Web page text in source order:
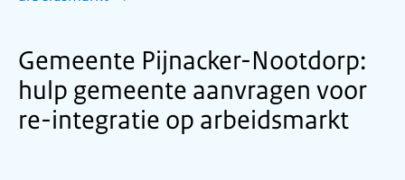
Gemeente Pijnacker-Nootdorp:
hulp gemeente aanvragen voor
re-integratie op arbeidsmarkt